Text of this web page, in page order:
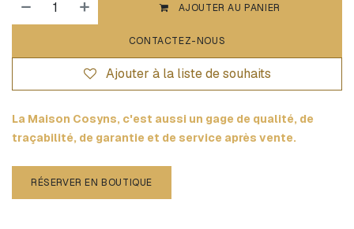
AJOUTER AU PANIER
CONTACTEZ-NOUS
Ajouter à la liste de souhaits
La Maison Cosyns, c'est aussi un gage de qualité, de
traçabilité, de garantie et de service après vente.
RÉSERVER EN BOUTIQUE